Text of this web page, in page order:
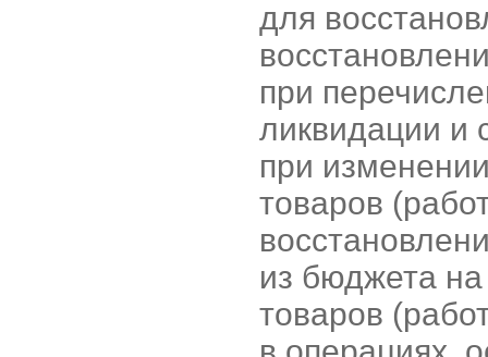
для
при
ликвидации и
при
товаров
из бюджета
товаров